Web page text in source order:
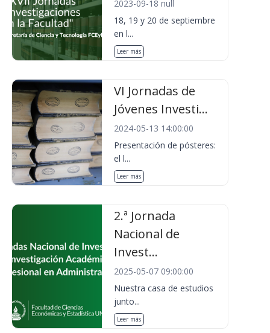
2023-09-18 null
18, 19 y 20 de septiembre
en l...
Leer más
VI Jornadas de
Jóvenes Investi...
2024-05-13 14:00:00
Presentación de pósteres:
el l...
Leer más
2.ª Jornada
Nacional de
Invest...
2025-05-07 09:00:00
Nuestra casa de estudios
junto...
Leer más